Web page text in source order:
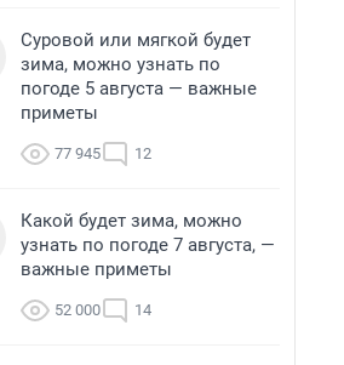
Суровой или мягкой будет
зима, можно узнать по
погоде 5 августа — важные
приметы
77 945 12
Какой будет зима, можно
узнать по погоде 7 августа, —
важные приметы
52 000 14